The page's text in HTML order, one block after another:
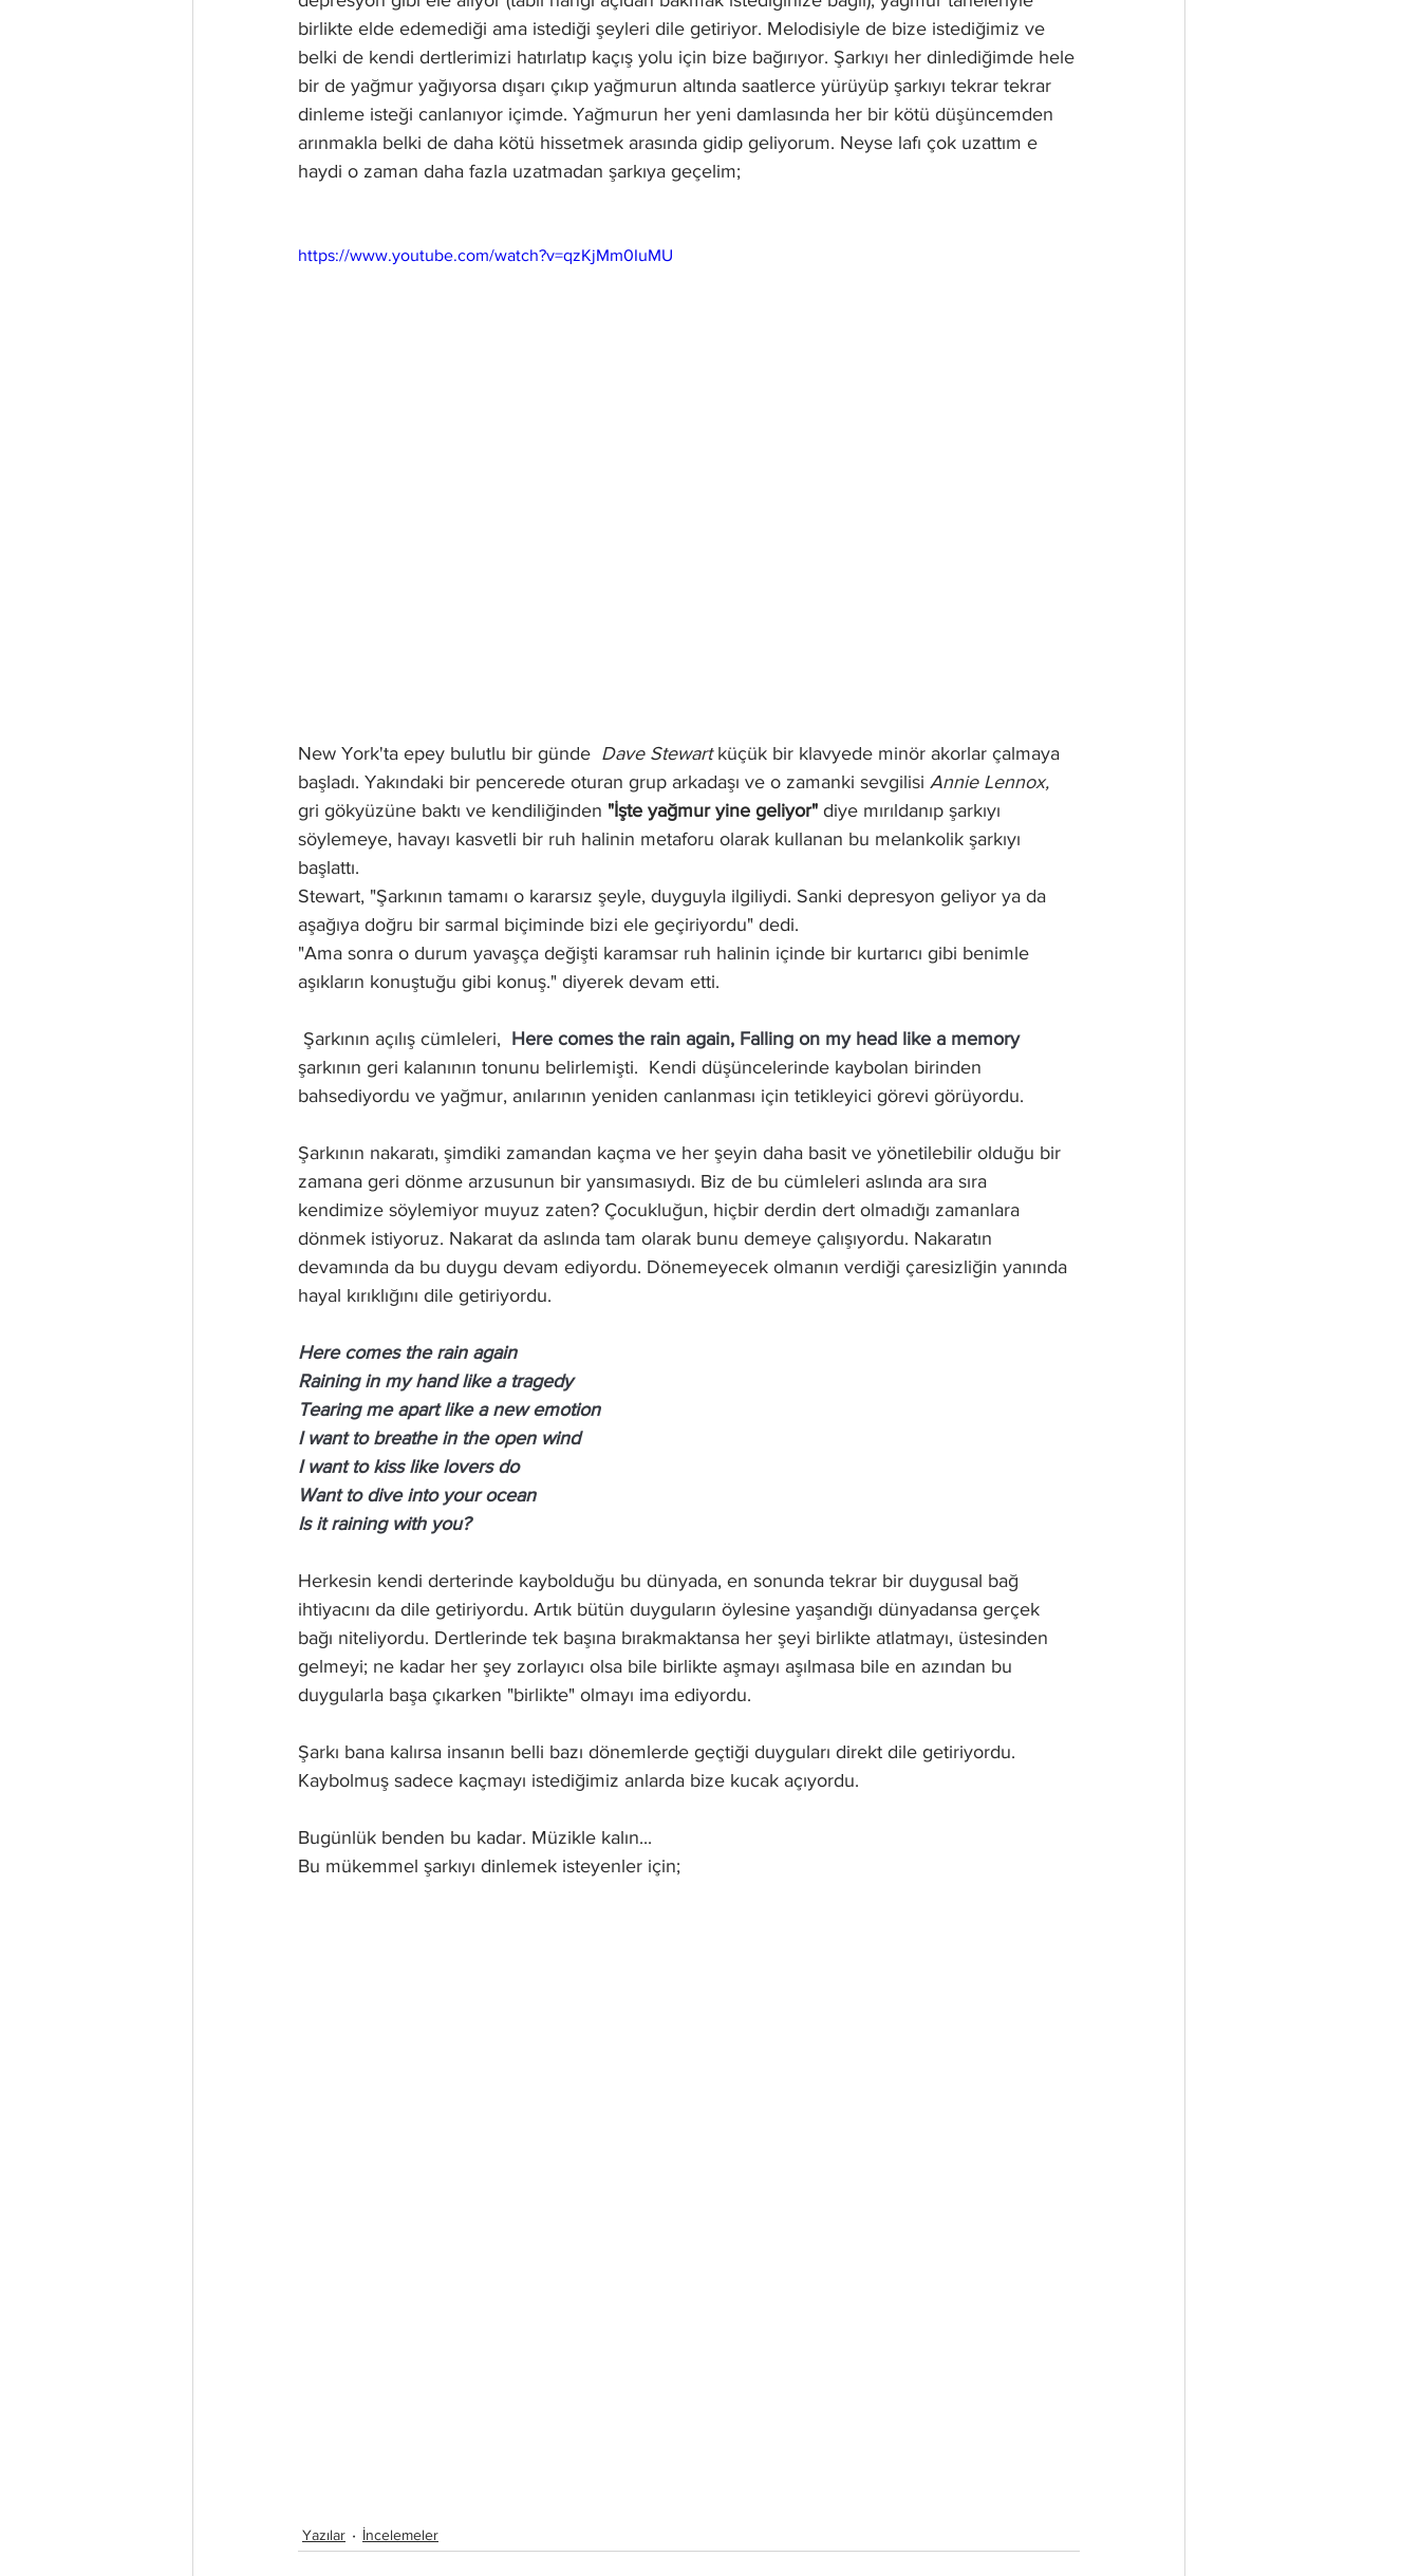
birlikte elde edemediği ama istediği şeyleri dile getiriyor. Melodisiyle de bize istediğimiz ve
belki de kendi dertlerimizi hatırlatıp kaçış yolu için bize bağırıyor. Şarkıyı her dinlediğimde hele
bir de yağmur yağıyorsa dışarı çıkıp yağmurun altında saatlerce yürüyüp şarkıyı tekrar tekrar
dinleme isteği canlanıyor içimde. Yağmurun her yeni damlasında her bir kötü düşüncemden
arınmakla belki de daha kötü hissetmek arasında gidip geliyorum. Neyse lafı çok uzattım e
haydi o zaman daha fazla uzatmadan şarkıya geçelim;
https://www.youtube.com/watch?v=qzKjMm0IuMU
New York'ta epey bulutlu bir günde Dave Stewart küçük bir klavyede minör akorlar çalmaya
başladı. Yakındaki bir pencerede oturan grup arkadaşı ve o zamanki sevgilisi Annie Lennox,
gri gökyüzüne baktı ve kendiliğinden "İşte yağmur yine geliyor" diye mırıldanıp şarkıyı
söylemeye, havayı kasvetli bir ruh halinin metaforu olarak kullanan bu melankolik şarkıyı
başlattı.
Stewart, "Şarkının tamamı o kararsız şeyle, duyguyla ilgiliydi. Sanki depresyon geliyor ya da
aşağıya doğru bir sarmal biçiminde bizi ele geçiriyordu" dedi.
"Ama sonra o durum yavaşça değişti karamsar ruh halinin içinde bir kurtarıcı gibi benimle
aşıkların konuştuğu gibi konuş." diyerek devam etti.
Şarkının açılış cümleleri, Here comes the rain again, Falling on my head like a memory
şarkının geri kalanının tonunu belirlemişti.  Kendi düşüncelerinde kaybolan birinden
bahsediyordu ve yağmur, anılarının yeniden canlanması için tetikleyici görevi görüyordu.
Şarkının nakaratı, şimdiki zamandan kaçma ve her şeyin daha basit ve yönetilebilir olduğu bir
zamana geri dönme arzusunun bir yansımasıydı. Biz de bu cümleleri aslında ara sıra
kendimize söylemiyor muyuz zaten? Çocukluğun, hiçbir derdin dert olmadığı zamanlara
dönmek istiyoruz. Nakarat da aslında tam olarak bunu demeye çalışıyordu. Nakaratın
devamında da bu duygu devam ediyordu. Dönemeyecek olmanın verdiği çaresizliğin yanında
hayal kırıklığını dile getiriyordu.
Here comes the rain again
Raining in my hand like a tragedy
Tearing me apart like a new emotion
I want to breathe in the open wind
I want to kiss like lovers do
Want to dive into your ocean
Is it raining with you?
Herkesin kendi derterinde kaybolduğu bu dünyada, en sonunda tekrar bir duygusal bağ
ihtiyacını da dile getiriyordu. Artık bütün duyguların öylesine yaşandığı dünyadansa gerçek
bağı niteliyordu. Dertlerinde tek başına bırakmaktansa her şeyi birlikte atlatmayı, üstesinden
gelmeyi; ne kadar her şey zorlayıcı olsa bile birlikte aşmayı aşılmasa bile en azından bu
duygularla başa çıkarken "birlikte" olmayı ima ediyordu.
Şarkı bana kalırsa insanın belli bazı dönemlerde geçtiği duyguları direkt dile getiriyordu.
Kaybolmuş sadece kaçmayı istediğimiz anlarda bize kucak açıyordu.
Bugünlük benden bu kadar. Müzikle kalın...
Bu mükemmel şarkıyı dinlemek isteyenler için;
Yazılar İncelemeler